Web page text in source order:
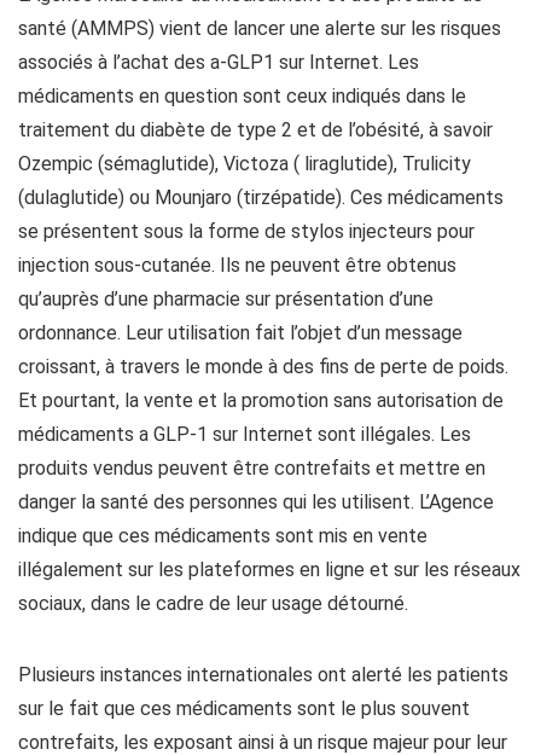
santé (AMMPS) vient de lancer une alerte sur les risques
associés à l’achat des a-GLP1 sur Internet. Les
médicaments en question sont ceux indiqués dans le
traitement du diabète de type 2 et de l’obésité, à savoir
Ozempic (sémaglutide), Victoza ( liraglutide), Trulicity
(dulaglutide) ou Mounjaro (tirzépatide). Ces médicaments
se présentent sous la forme de stylos injecteurs pour
injection sous-cutanée. Ils ne peuvent être obtenus
qu’auprès d’une pharmacie sur présentation d’une
ordonnance. Leur utilisation fait l’objet d’un message
croissant, à travers le monde à des fins de perte de poids.
Et pourtant, la vente et la promotion sans autorisation de
médicaments a GLP-1 sur Internet sont illégales. Les
produits vendus peuvent être contrefaits et mettre en
danger la santé des personnes qui les utilisent. L’Agence
indique que ces médicaments sont mis en vente
illégalement sur les plateformes en ligne et sur les réseaux
sociaux, dans le cadre de leur usage détourné.
Plusieurs instances internationales ont alerté les patients
sur le fait que ces médicaments sont le plus souvent
contrefaits, les exposant ainsi à un risque majeur pour leur